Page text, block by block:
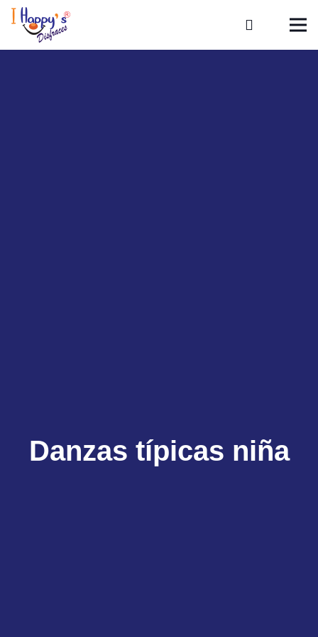
Danzas típicas niña